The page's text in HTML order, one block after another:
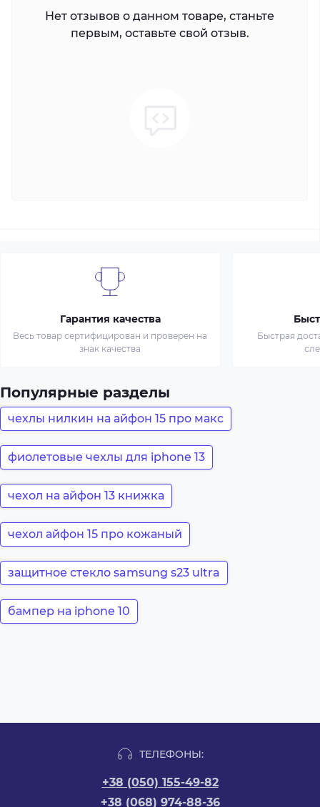
Нет отзывов о данном товаре, станьте
первым, оставьте свой отзыв.
Гарантия качества
Весь товар сертифицирован и проверен на
знак качества
Быстрая
Популярные разделы
чехлы нилкин на айфон 15 про макс
фиолетовые чехлы для iphone 13
чехол на айфон 13 книжка
чехол айфон 15 про кожаный
защитное стекло samsung s23 ultra
бампер на iphone 10
ТЕЛЕФОНЫ:
+38 (050) 155-49-82
+38 (068) 974-88-36